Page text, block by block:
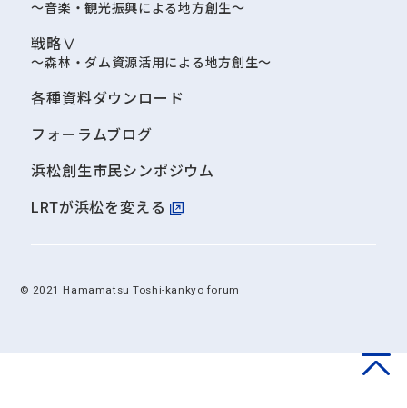
～音楽・観光振興による地方創生～
戦略Ⅴ
～森林・ダム資源活用による地方創生～
各種資料ダウンロード
フォーラムブログ
浜松創生市民シンポジウム
LRTが浜松を変える
© 2021 Hamamatsu Toshi-kankyo forum